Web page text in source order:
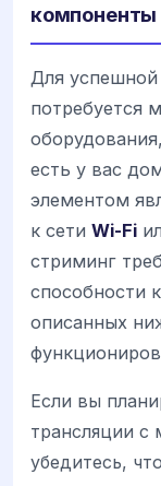
компоненты
Для успешной
потребуется
есть у вас
элементом
к сети Wi-Fi
стриминг
способности
описанных
Если вы
трансляции с
убедитесь,